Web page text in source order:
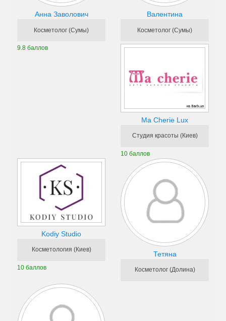
Анна Заволович
Косметолог (Сумы)
9.8 баллов
Валентина
Косметолог (Сумы)
Ma Cherie Lux
Студия красоты (Киев)
10 баллов
Kodiy Studio
Косметология (Киев)
10 баллов
Тетяна
Косметолог (Долина)